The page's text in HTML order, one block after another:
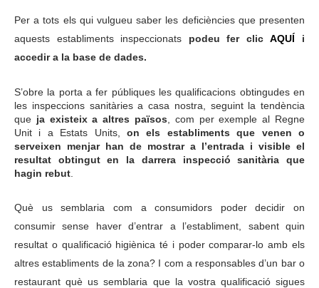
Per a tots els qui vulgueu saber les deficiències que presenten
aquests establiments inspeccionats podeu fer clic AQUÍ
i
accedir a la base de dades.
S’obre la porta a fer públiques les qualificacions obtingudes en
les inspeccions sanitàries a casa nostra, seguint la tendència
que ja existeix a altres països , com per exemple al Regne
Unit i a Estats Units, on els establiments que venen o
serveixen menjar han de mostrar a l’entrada i visible el
resultat obtingut en la darrera inspecció sanitària que
hagin rebut
Què us semblaria com a consumidors poder decidir on
consumir sense haver d’entrar a l’establiment, sabent quin
resultat o qualificació higiènica té i poder comparar-lo amb els
altres establiments de la zona? I com a responsables d’un bar o
restaurant què us semblaria que la vostra qualificació sigues